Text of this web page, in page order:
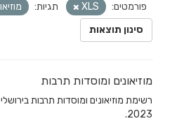
פורמטים: XLS תגיות:
סינון תוצאות
מוזיאונים ומוסדות תרבות
רשימת מוזיאונים ומוסדות תרבות
2023.